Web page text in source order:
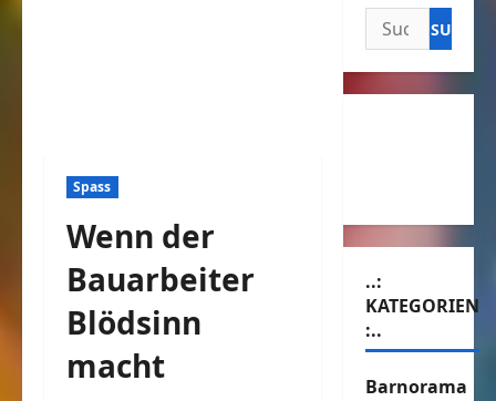
Spass
Wenn der
Bauarbeiter
Blödsinn
macht
Suchen
nach:
..:
KATEGORIEN
:..
Barnorama